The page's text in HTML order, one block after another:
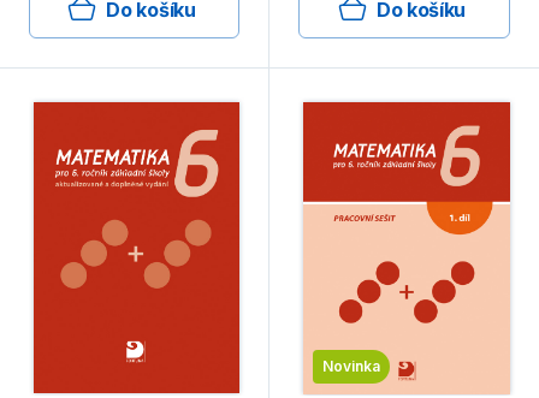
Do košíku Do košíku
Novinka